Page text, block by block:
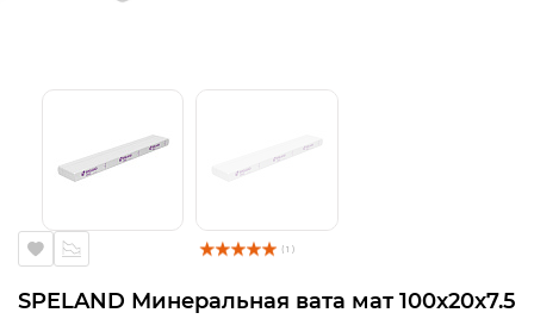
( 1 )
SPELAND Минеральная вата мат 100x20x7.5